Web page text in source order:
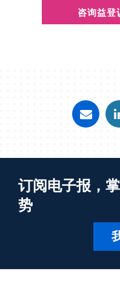
咨询益登
订阅电子报，
势